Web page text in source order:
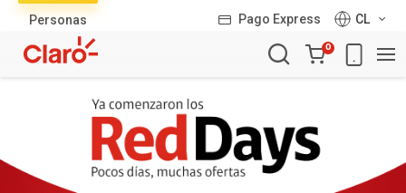
Personas Pago Express
CL
Carro
de
0
productos